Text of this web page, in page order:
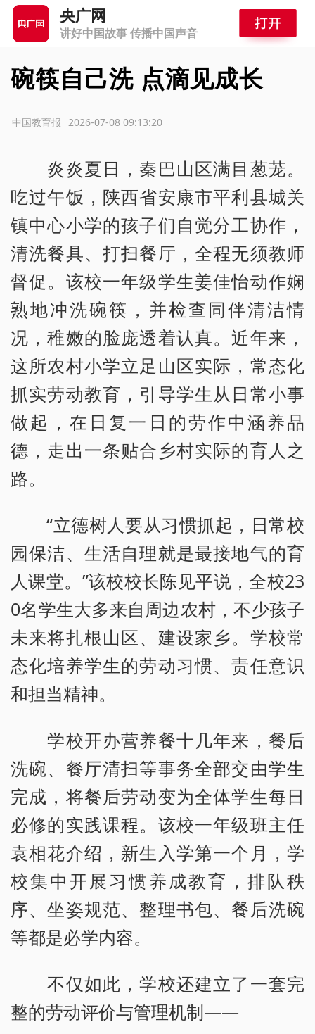
央广网
讲好中国故事 传播中国声音
碗筷自己洗 点滴见成长
2026-07-08 09:13:20
中国教育报
炎炎夏日，秦巴山区满目葱茏。
吃过午饭，陕西省安康市平利县城关
镇中心小学的孩子们自觉分工协作，
清洗餐具、打扫餐厅，全程无须教师
督促。该校一年级学生姜佳怡动作娴
熟地冲洗碗筷，并检查同伴清洁情
况，稚嫩的脸庞透着认真。近年来，
这所农村小学立足山区实际，常态化
抓实劳动教育，引导学生从日常小事
做起，在日复一日的劳作中涵养品
德，走出一条贴合乡村实际的育人之
路。
“立德树人要从习惯抓起，日常校
园保洁、生活自理就是最接地气的育
人课堂。”该校校长陈见平说，全校23
0名学生大多来自周边农村，不少孩子
未来将扎根山区、建设家乡。学校常
态化培养学生的劳动习惯、责任意识
和担当精神。
学校开办营养餐十几年来，餐后
洗碗、餐厅清扫等事务全部交由学生
完成，将餐后劳动变为全体学生每日
必修的实践课程。该校一年级班主任
袁相花介绍，新生入学第一个月，学
校集中开展习惯养成教育，排队秩
序、坐姿规范、整理书包、餐后洗碗
等都是必学内容。
不仅如此，学校还建立了一套完
整的劳动评价与管理机制——